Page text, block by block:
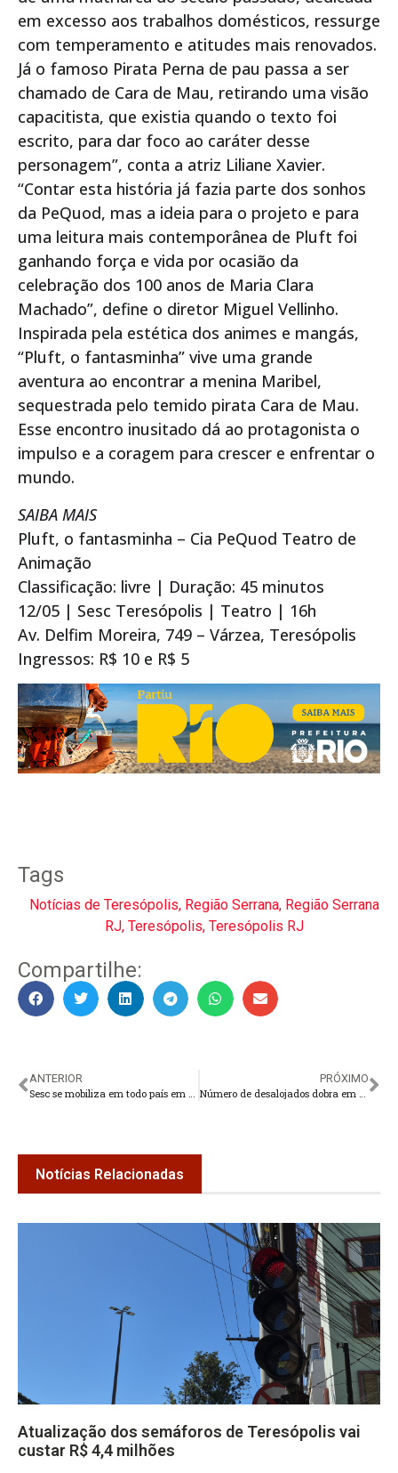
em excesso aos trabalhos domésticos, ressurge
com temperamento e atitudes mais renovados.
Já o famoso Pirata Perna de pau passa a ser
chamado de Cara de Mau, retirando uma visão
capacitista, que existia quando o texto foi
escrito, para dar foco ao caráter desse
personagem”, conta a atriz Liliane Xavier.
“Contar esta história já fazia parte dos sonhos
da PeQuod, mas a ideia para o projeto e para
uma leitura mais contemporânea de Pluft foi
ganhando força e vida por ocasião da
celebração dos 100 anos de Maria Clara
Machado”, define o diretor Miguel Vellinho.
Inspirada pela estética dos animes e mangás,
“Pluft, o fantasminha” vive uma grande
aventura ao encontrar a menina Maribel,
sequestrada pelo temido pirata Cara de Mau.
Esse encontro inusitado dá ao protagonista o
impulso e a coragem para crescer e enfrentar o
mundo.
SAIBA MAIS
Pluft, o fantasminha – Cia PeQuod Teatro de
Animação
Classificação: livre | Duração: 45 minutos
12/05 | Sesc Teresópolis | Teatro | 16h
Av. Delfim Moreira, 749 – Várzea, Teresópolis
Ingressos: R$ 10 e R$ 5
Tags
Notícias de Teresópolis, Região Serrana, Região Serrana
RJ, Teresópolis, Teresópolis RJ
Compartilhe:
ANTERIOR
Sesc se mobiliza em todo país em prol das vítimas das chuvas do Sul
PRÓXIMO
Número de desalojados dobra em 24 horas no Rio Grande do Sul
Notícias Relacionadas
Atualização dos semáforos de Teresópolis vai
custar R$ 4,4 milhões